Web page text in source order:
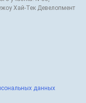
Хай-Тек Девелопмент
данных